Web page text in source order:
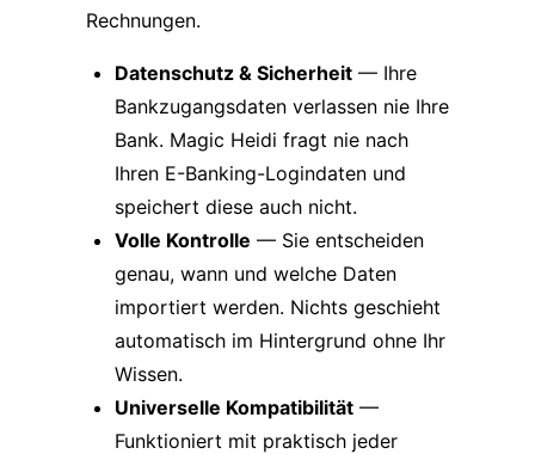
Rechnungen.
Datenschutz & Sicherheit — Ihre
Bankzugangsdaten verlassen nie Ihre
Bank. Magic Heidi fragt nie nach
Ihren E-Banking-Logindaten und
speichert diese auch nicht.
Volle Kontrolle — Sie entscheiden
genau, wann und welche Daten
importiert werden. Nichts geschieht
automatisch im Hintergrund ohne Ihr
Wissen.
Universelle Kompatibilität —
Funktioniert mit praktisch jeder